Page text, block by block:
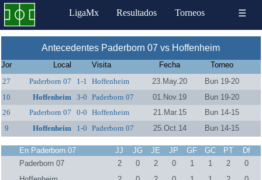
LigaMx Resultados Torneos ☰
Antecedentes Paderborn 07 vs Hoffenheim
Jor Local Visita Fecha
Torneo
27
Paderborn 07 1-1 Hoffenheim 23.May.20
Bun 19-20
10
Hoffenheim 3-0 Paderborn 07 01.Nov.19
Bun 19-20
26
Paderborn 07 0-0 Hoffenheim 21.Mar.15
Bun 14-15
9
Hoffenheim 1-0 Paderborn 07 25.Oct.14 Bun 14-15
En Paderborn 07 JJ JG JE JP GF GC PT
Df
Paderborn 07
2 0 2 0 1 1 2
0